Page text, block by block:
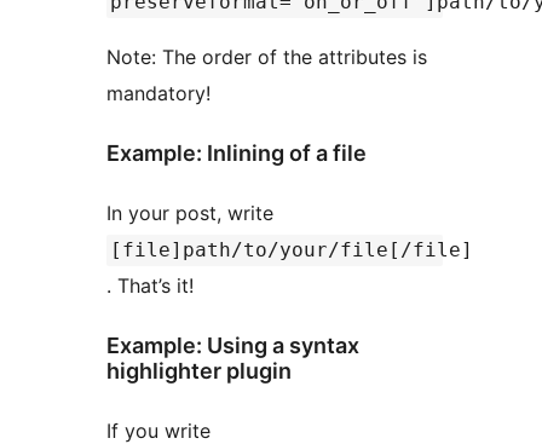
Note: The order of the attributes is
mandatory!
Example: Inlining of a file
In your post, write
[file]path/to/your/file[/file]
. That’s it!
Example: Using a syntax
highlighter plugin
If you write